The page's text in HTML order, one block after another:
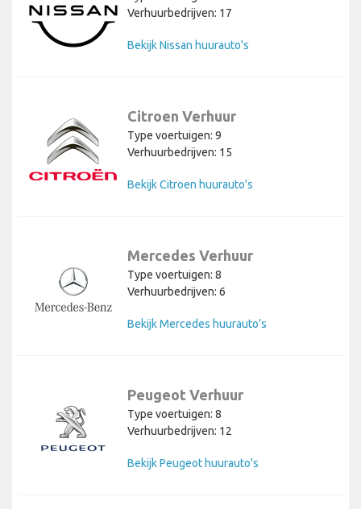
Verhuurbedrijven: 17
Bekijk Nissan huurauto's
Citroen Verhuur
Type voertuigen: 9
Verhuurbedrijven: 15
Bekijk Citroen huurauto's
Mercedes Verhuur
Type voertuigen: 8
Verhuurbedrijven: 6
Bekijk Mercedes huurauto's
Peugeot Verhuur
Type voertuigen: 8
Verhuurbedrijven: 12
Bekijk Peugeot huurauto's